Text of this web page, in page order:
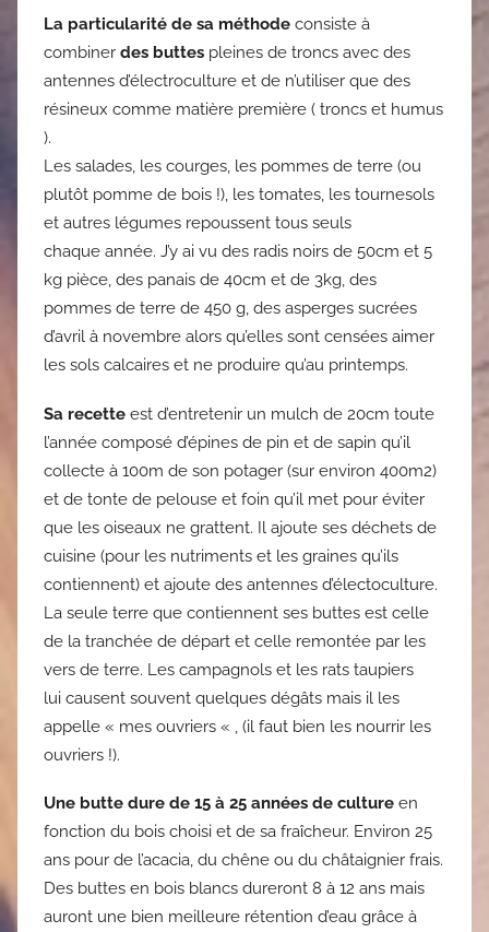
La particularité de sa méthode consiste à
combiner des buttes pleines de troncs avec des
antennes d’électroculture et de n’utiliser que des
résineux comme matière première ( troncs et humus
).
Les salades, les courges, les pommes de terre (ou
plutôt pomme de bois !), les tomates, les tournesols
et autres légumes repoussent tous seuls
chaque année. J’y ai vu des radis noirs de 50cm et 5
kg pièce, des panais de 40cm et de 3kg, des
pommes de terre de 450 g, des asperges sucrées
d’avril à novembre alors qu’elles sont censées aimer
les sols calcaires et ne produire qu’au printemps.
Sa recette est d’entretenir un mulch de 20cm toute
l’année composé d’épines de pin et de sapin qu’il
collecte à 100m de son potager (sur environ 400m2)
et de tonte de pelouse et foin qu’il met pour éviter
que les oiseaux ne grattent. Il ajoute ses déchets de
cuisine (pour les nutriments et les graines qu’ils
contiennent) et ajoute des antennes d’électoculture.
La seule terre que contiennent ses buttes est celle
de la tranchée de départ et celle remontée par les
vers de terre. Les campagnols et les rats taupiers
lui causent souvent quelques dégâts mais il les
appelle « mes ouvriers « , (il faut bien les nourrir les
ouvriers !).
Une butte dure de 15 à 25 années de culture en
fonction du bois choisi et de sa fraîcheur. Environ 25
ans pour de l’acacia, du chêne ou du châtaignier frais.
Des buttes en bois blancs dureront 8 à 12 ans mais
auront une bien meilleure rétention d’eau grâce à